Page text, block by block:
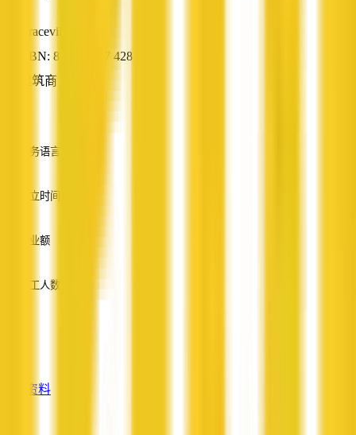
Graceville, QLD
ABN: 82 881 607 428
建筑商
服务语言
成立时间
营业额
员工人数
查看资料